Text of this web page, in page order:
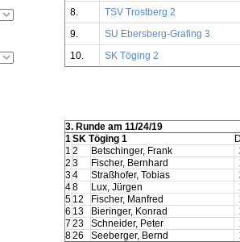
8.
TSV Trostberg 2
9.
SU Ebersberg-Grafing 3
10.
SK Töging 2
3. Runde am 11/24/19
1 SK Töging 1
1 2 Betschinger, Frank
2 3 Fischer, Bernhard
34 Straßhofer, Tobias
48 Lux, Jürgen
5 12 Fischer, Manfred
6 13 Bieringer, Konrad
7 23 Schneider, Peter
826 Seeberger, Bernd